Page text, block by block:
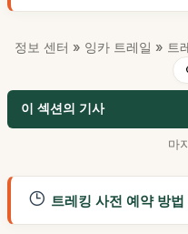
정보 센터 » 잉카 트레일 » 트
이 섹션의 기사
마
트레킹 사전 예약 방법